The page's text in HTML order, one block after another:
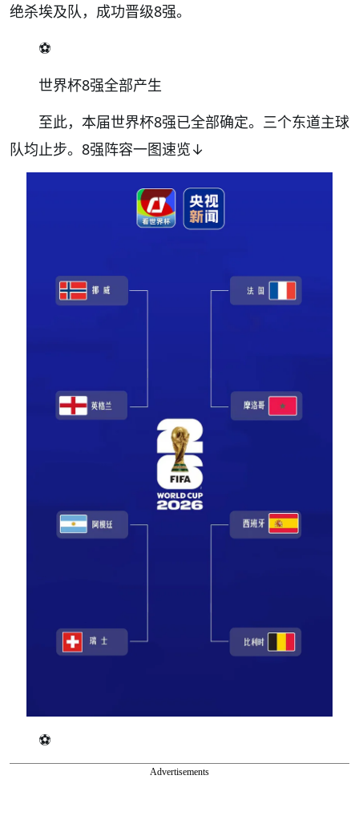
绝杀埃及队，成功晋级8强。
⚽️
世界杯8强全部产生
至此，本届世界杯8强已全部确定。三个东道主球
队均止步。8强阵容一图速览↓
⚽️
Advertisements